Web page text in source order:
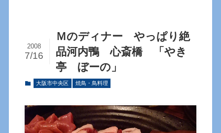
Ｍのディナー やっぱり絶
品河内鴨 心斎橋 「やき
亭 ぼーの」
2008
7/16
大阪市中央区 焼鳥・鳥料理